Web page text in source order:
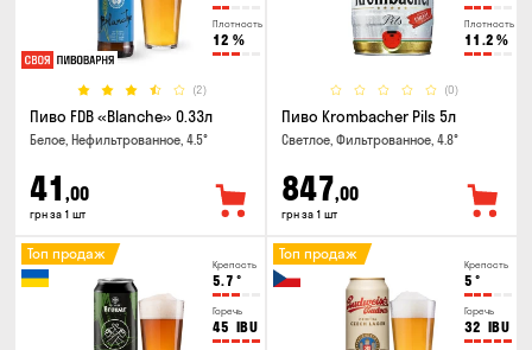
Плотность
12 %
(2)
Пиво FDB «Blanche» 0.33л
Белое, Нефильтрованное, 4.5°
41 ,00
грн за 1 шт
Плотность
11.2 %
(0)
Пиво Krombacher Pils 5л
Светлое, Фильтрованное, 4.8°
847,00
грн за 1 шт
Крепость
5.7 °
Горечь
45 IBU
Топ продаж
Крепость
5 °
Горечь
32 IBU
Топ продаж